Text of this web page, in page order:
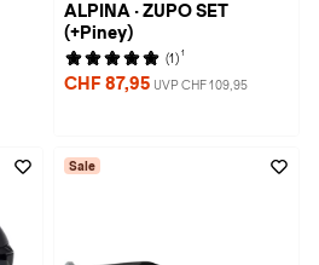
ALPINA · ZUPO SET
(+Piney)
(1) 1
CHF 87,95 UVP CHF 109,95
Sale